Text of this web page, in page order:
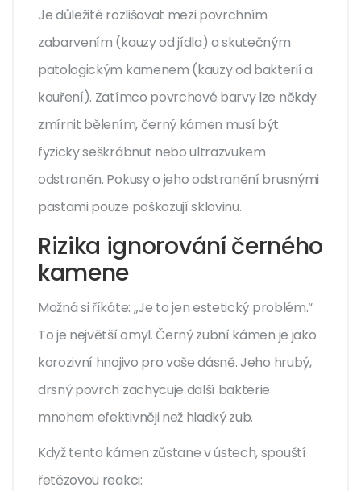
Je důležité rozlišovat mezi povrchním
zabarvením (kauzy od jídla) a skutečným
patologickým kamenem (kauzy od bakterií a
kouření). Zatímco povrchové barvy lze někdy
zmírnit bělením, černý kámen musí být
fyzicky seškrábnut nebo ultrazvukem
odstraněn. Pokusy o jeho odstranění brusnými
pastami pouze poškozují sklovinu.
Rizika ignorování černého
kamene
Možná si říkáte: „Je to jen estetický problém.“
To je největší omyl. Černý zubní kámen je jako
korozivní hnojivo pro vaše dásně. Jeho hrubý,
drsný povrch zachycuje další bakterie
mnohem efektivněji než hladký zub.
Když tento kámen zůstane v ústech, spouští
řetězovou reakci: